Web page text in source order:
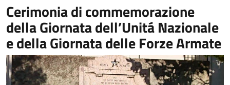
Cerimonia di commemorazione
della Giornata dell’Unitá Nazionale
e della Giornata delle Forze Armate